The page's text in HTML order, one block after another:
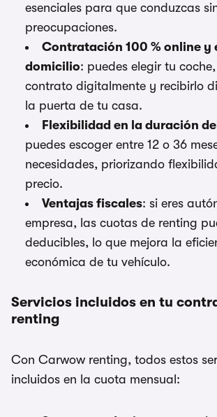
esenciales para que conduzcas
preocupaciones.
Contratación 100 % online y
domicilio: puedes elegir tu
contrato digitalmente y recibirlo
la puerta de tu casa.
Flexibilidad en la duración
puedes escoger entre 12 o 36
necesidades, priorizando
precio.
Ventajas fiscales: si eres
empresa, las cuotas de renting
deducibles, lo que mejora la
económica de tu vehículo.
Servicios incluidos en tu
renting
Con Carwow renting, todos estos
incluidos en la cuota mensual: